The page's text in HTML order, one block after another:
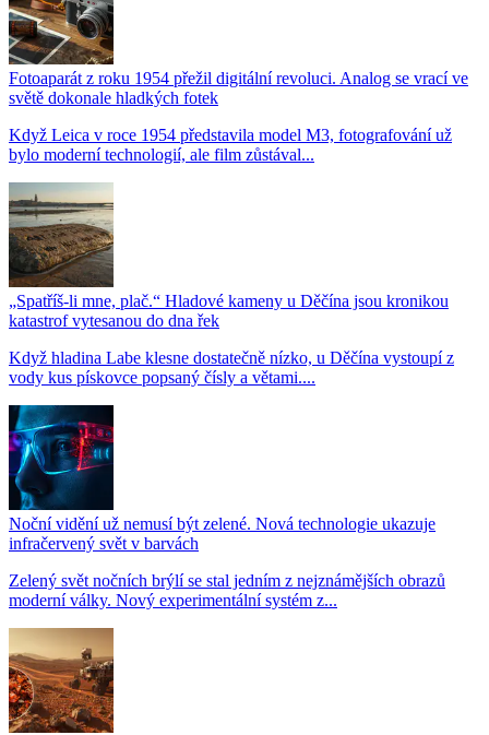
Fotoaparát z roku 1954 přežil digitální revoluci. Analog se vrací ve
světě dokonale hladkých fotek
Když Leica v roce 1954 představila model M3, fotografování už
bylo moderní technologií, ale film zůstával...
„Spatříš-li mne, plač.“ Hladové kameny u Děčína jsou kronikou
katastrof vytesanou do dna řek
Když hladina Labe klesne dostatečně nízko, u Děčína vystoupí z
vody kus pískovce popsaný čísly a větami....
Noční vidění už nemusí být zelené. Nová technologie ukazuje
infračervený svět v barvách
Zelený svět nočních brýlí se stal jedním z nejznámějších obrazů
moderní války. Nový experimentální systém z...